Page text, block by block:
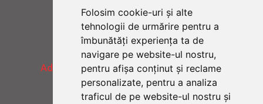
Folosim cookie-uri și alte
tehnologii de urmărire pentru a
îmbunătăți experiența ta de
navigare pe website-ul nostru,
pentru afișa conținut și reclame
personalizate, pentru a analiza
traficul de pe website-ul nostru și
Tel:+40 723.56.99.29
Adresa: Galati - DN 26 - Km. 7.2 - Romania